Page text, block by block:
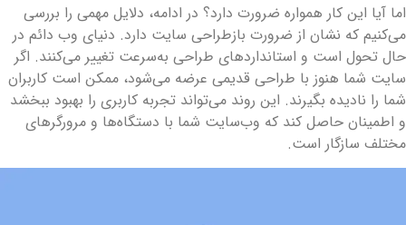
اما آیا این کار همواره ضرورت دارد؟ در ادامه، دلایل مهمی را بررسی
می‌کنیم که نشان از ضرورت بازطراحی سایت دارد. دنیای وب دائم در
حال تحول است و استانداردهای طراحی به‌سرعت تغییر می‌کنند. اگر
سایت شما هنوز با طراحی قدیمی عرضه می‌شود، ممکن است کاربران
شما را نادیده بگیرند. این روند می‌تواند تجربه کاربری را بهبود ببخشد
و اطمینان حاصل کند که وب‌سایت شما با دستگاه‌ها و مرورگرهای
مختلف سازگار است.